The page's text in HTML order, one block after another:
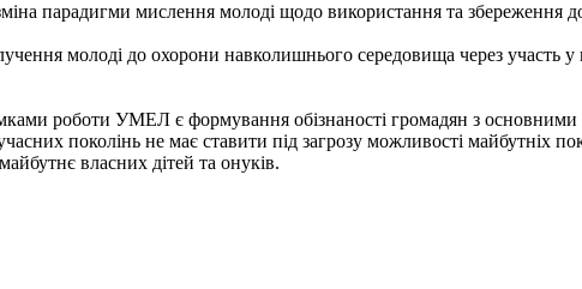
парадигми мислення молоді щодо використання та збереження
молоді до охорони навколишнього середовища через
роботи УМЕЛ є формування обізнаності громадян з
поколiнь не має ставити пiд загрозу можливості майбутнiх
власних дітей та онуків.